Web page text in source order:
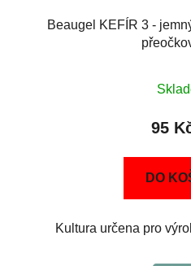
Beaugel KEFÍR 3 -
95
DO
Kultura určena pro